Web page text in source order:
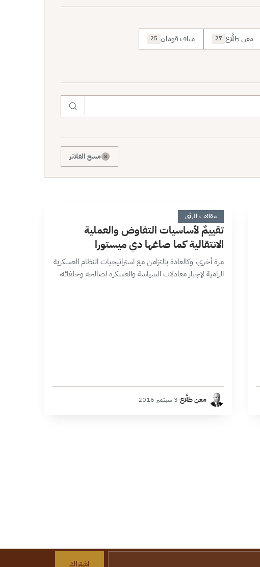
معن طلَّاع 27 مناف قومان 25
× مسح الفلاتر
ت6 دقائق
مقالات الرأي
تقييمٌ لأساسيات التفاوض والعملية
الانتقالية كما صاغها دي ميستورا
مرة أخرى، وكالعادة بالتزامن مع استراتيجيات النظام العسكرية
الرامية لإجبار معادلات السياسة والعسكرة لصالحه وحلفائه،
معن طلَّاع·3 سبتمبر 2016
اشتراك